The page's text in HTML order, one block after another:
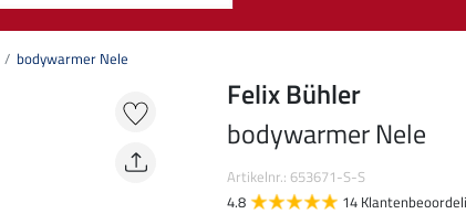
bodywarmer Nele
Felix Bühler
bodywarmer Nele
Artikelnr.: 653671-S-S
4.8
14